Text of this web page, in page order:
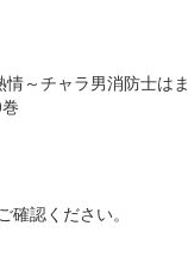
情～チャラ男消防士は
確認ください。